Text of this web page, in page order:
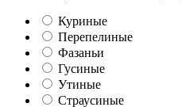
Куриные
Перепелиные
Фазаньи
Гусиные
Утиные
Страусиные